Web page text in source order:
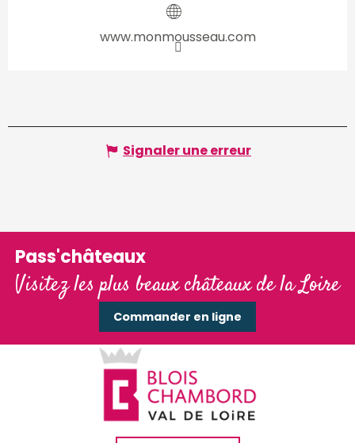
www.monmousseau.com
Signaler une erreur
Pass'châteaux
Visitez les plus beaux châteaux de la Loire
Commander en ligne